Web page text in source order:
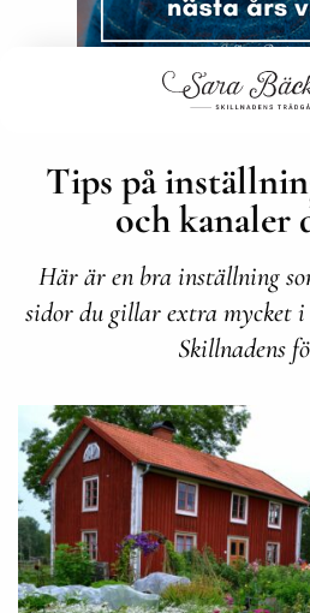
Tips på
och kanaler
Här är en bra inställning
sidor du gillar extra mycket i
Skillnadens